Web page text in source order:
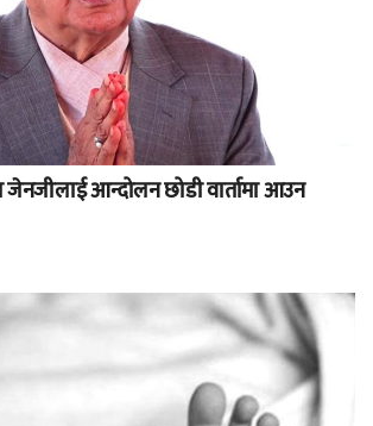
जेनजीलाई आन्दोलन छोडी वार्तामा आउन